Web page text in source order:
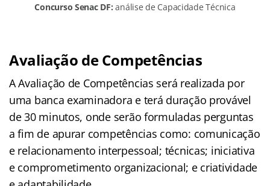
Concurso Senac DF: análise de Capacidade Técnica
Avaliação de Competências
A Avaliação de Competências será realizada por
uma banca examinadora e terá duração provável
de 30 minutos, onde serão formuladas perguntas
a fim de apurar competências como: comunicação
e relacionamento interpessoal; técnicas; iniciativa
e comprometimento organizacional; e criatividade